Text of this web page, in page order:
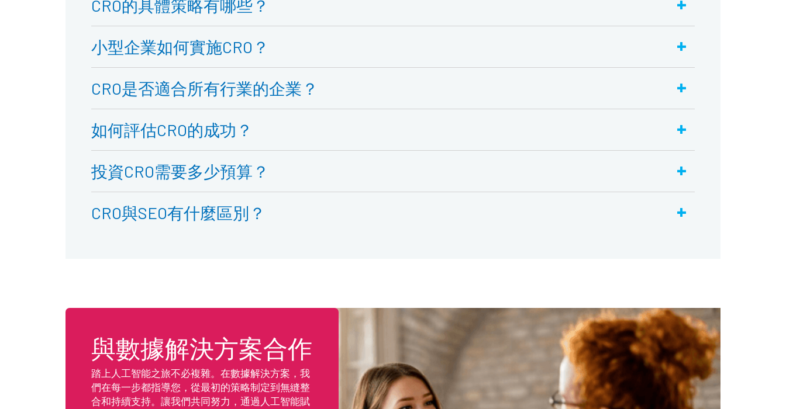
CRO的具體策略有哪些？
小型企業如何實施CRO？ +
CRO是否適合所有行業的企業？ +
如何評估CRO的成功？ +
投資CRO需要多少預算？ +
CRO與SEO有什麼區別？ +
與數據解決方案合作
踏上人工智能之旅不必複雜。在數據解決方案，我
們在每一步都指導您，從最初的策略制定到無縫整
合和持續支持。讓我們共同努力，通過人工智能賦